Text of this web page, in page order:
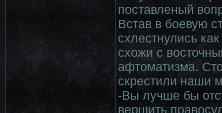
поставленый
Встав в боевую
схлестнулись
схожи с
афтоматизма.
скрестили наши
-Вы лучше бы
вершить